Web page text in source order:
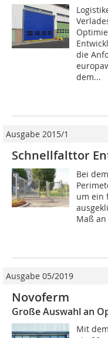
die
dem...
Ausgabe 2015/1
Schnellfalttor
Bei
um ein
Maß
Ausgabe 05/2019
Novoferm
Große Auswahl an
Mit